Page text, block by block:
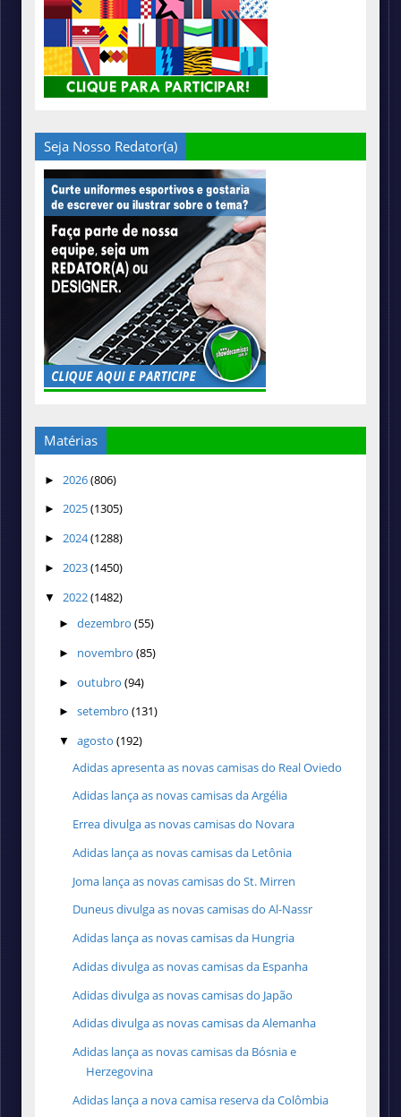
Seja Nosso Redator(a)
Matérias
► 2026(806)
► 2025(1305)
► 2024(1288)
► 2023(1450)
▼ 2022(1482)
► dezembro (55)
► novembro (85)
► outubro (94)
► setembro (131)
▼ agosto (192)
Adidas apresenta as novas camisas do Real Oviedo
Adidas lança as novas camisas da Argélia
Errea divulga as novas camisas do Novara
Adidas lança as novas camisas da Letônia
Joma lança as novas camisas do St. Mirren
Duneus divulga as novas camisas do Al-Nassr
Adidas lança as novas camisas da Hungria
Adidas divulga as novas camisas da Espanha
Adidas divulga as novas camisas do Japão
Adidas divulga as novas camisas da Alemanha
Adidas lança as novas camisas da Bósnia e
Herzegovina
Adidas lança a nova camisa reserva da Colômbia